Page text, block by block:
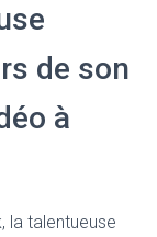
de son
à
la talentueuse